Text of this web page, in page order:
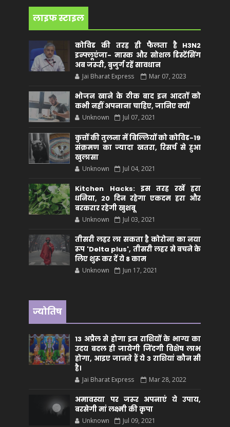
लाइफ स्टाइल
कोविड की तरह ही फैलता है H3N2
इन्फ्लूएंजा- मास्क और सोशल डिस्टेंसिंग
अब जरूरी, बुजुर्ग रहें सावधान
Jai Bharat Express Mar 07, 2023
भोजन खाने के ठीक बाद इन आदतों को
कभी नहीं अपनाना चाहिए, जानिए क्यों
Unknown Jul 07, 2021
कुत्तों की तुलना में बिल्लियों को कोविड-19
संक्रमण का ज्यादा खतरा, रिसर्च से हुआ
खुलासा
Unknown Jul 04, 2021
Kitchen Hacks: इस तरह रखें हरा
धनिया, 20 दिन रहेगा एकदम हरा और
बरकरार रहेगी खुशबू
Unknown Jul 03, 2021
तीसरी लहर ला सकता है कोरोना का नया
रूप 'Delta plus', तीसरी लहर से बचने के
लिए शुरू कर दें ये 8 काम
Unknown Jun 17, 2021
ज्योतिष
13 अप्रैल से होगा इन राशियों के भाग्य का
उदय बदल ही जायेगी जिंदगी विशेष लाभ
होगा, आइए जानते हैं ये 3 राशियां कौन सीं
है।
Jai Bharat Express Mar 28, 2022
अमावस्या पर जरूर अपनाएं ये उपाय,
बरसेगी मां लक्ष्मी की कृपा
Unknown Jul 09, 2021